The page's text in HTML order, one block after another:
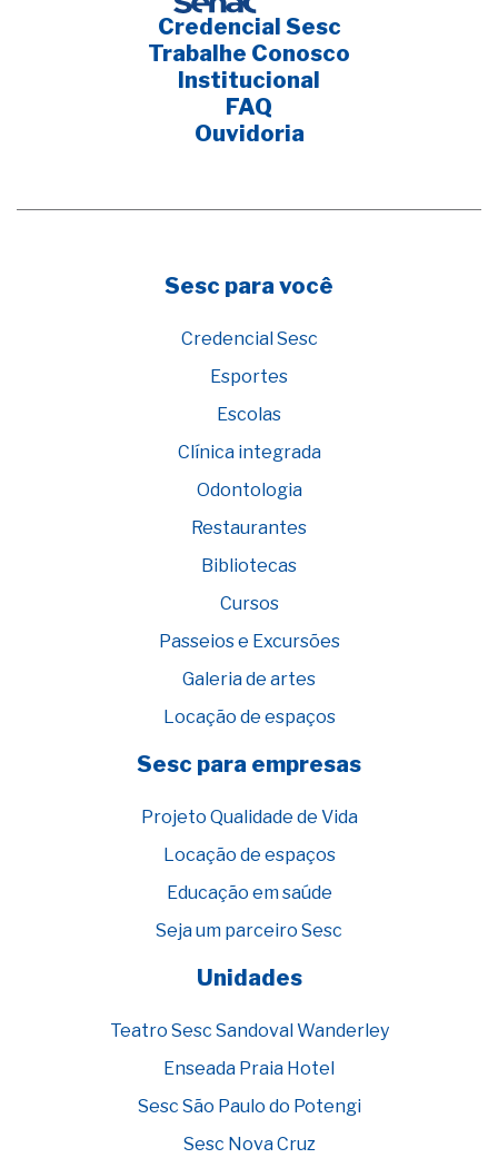
Credencial Sesc
Trabalhe Conosco
Institucional
FAQ
Ouvidoria
Sesc para você
Credencial Sesc
Esportes
Escolas
Clínica integrada
Odontologia
Restaurantes
Bibliotecas
Cursos
Passeios e Excursões
Galeria de artes
Locação de espaços
Sesc para empresas
Projeto Qualidade de Vida
Locação de espaços
Educação em saúde
Seja um parceiro Sesc
Unidades
Teatro Sesc Sandoval Wanderley
Enseada Praia Hotel
Sesc São Paulo do Potengi
Sesc Nova Cruz